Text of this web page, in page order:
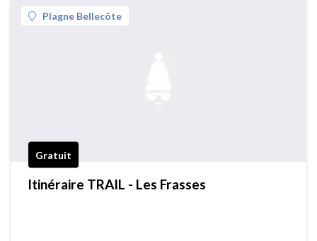
Plagne Bellecôte
Gratuit
Itinéraire TRAIL - Les Frasses